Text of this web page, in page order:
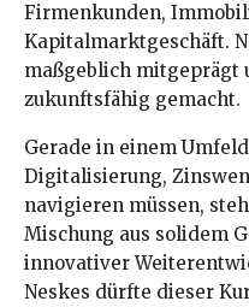
Firmenkunden,
Kapitalmarktgeschäft.
maßgeblich mitgeprägt
zukunftsfähig gemacht.
Gerade in einem
Digitalisierung,
navigieren müssen,
Mischung aus solidem
innovativer
Neskes dürfte dieser